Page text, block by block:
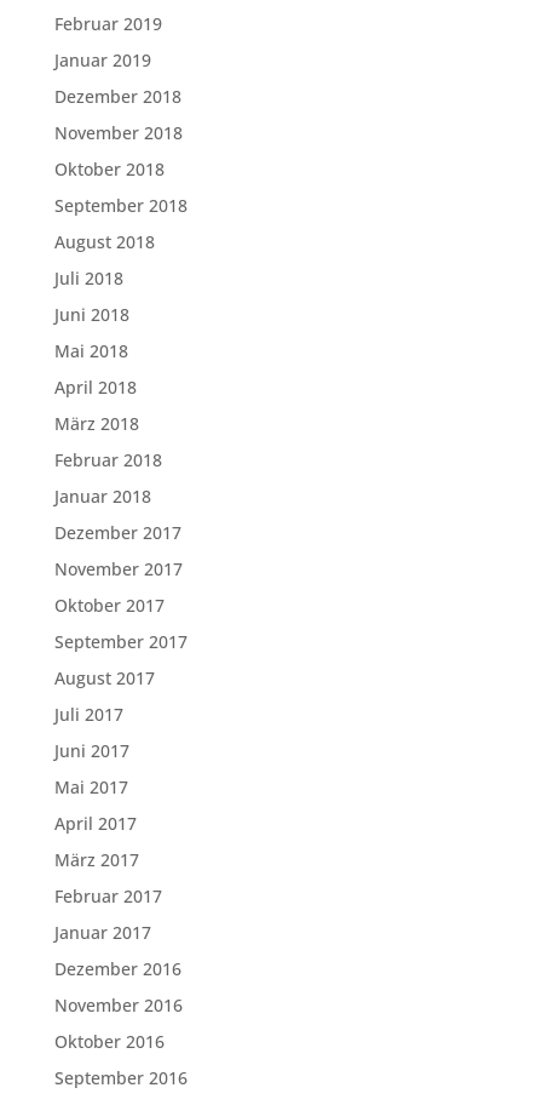
Februar 2019
Januar 2019
Dezember 2018
November 2018
Oktober 2018
September 2018
August 2018
Juli 2018
Juni 2018
Mai 2018
April 2018
März 2018
Februar 2018
Januar 2018
Dezember 2017
November 2017
Oktober 2017
September 2017
August 2017
Juli 2017
Juni 2017
Mai 2017
April 2017
März 2017
Februar 2017
Januar 2017
Dezember 2016
November 2016
Oktober 2016
September 2016